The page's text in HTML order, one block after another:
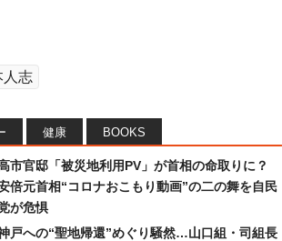
人志
健康 BOOKS
市官邸「被災地利用PV」が首相の命取りに？
倍元首相“コロナおこもり動画”の二の舞を自民
が危惧
戸への“聖地帰還”めぐり騒然…山口組・司組長